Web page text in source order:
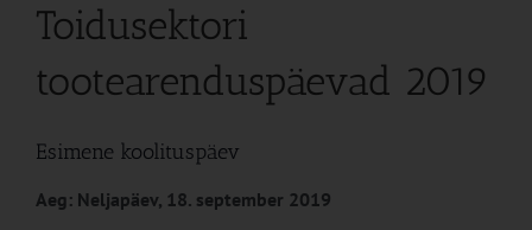
Toidusektori
tootearenduspäevad 2019
Esimene koolituspäev
Aeg: Neljapäev, 18. september 2019